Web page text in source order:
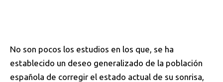
No son pocos los estudios en los que, se ha
establecido un deseo generalizado de la población
española de corregir el estado actual de su sonrisa,